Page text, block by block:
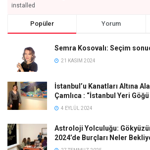
installed
Popüler Yorum
Semra Kosovalı: Seçim
21 KASIM 2024
İstanbul’u Kanatları Altına
Çamlıca : “İstanbul Yeri Göğü
4 EYLÜL 2024
Astroloji Yolculuğu:
2024’de Burçları Neler